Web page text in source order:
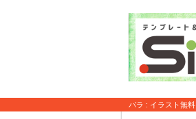
バラ : イラスト無料